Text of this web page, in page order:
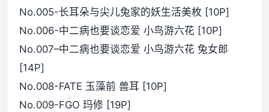
No.005-长耳朵与尖儿兔家的妖生活美枚 [10P]
No.006-中二病也要谈恋爱 小鸟游六花 [10P]
No.007–中二病也要谈恋爱 小鸟游六花 兔女郎
[14P]
No.008-FATE 玉藻前 兽耳 [10P]
No.009-FGO 玛修 [19P]